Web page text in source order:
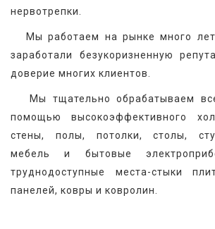
нервотрепки.
Мы работаем на рынке много
заработали безукоризненную
доверие многих клиентов.
Мы тщательно обрабатываем
помощью высокоэффективного
стены, полы, потолки, столы,
мебель и бытовые
труднодоступные места-стыки
панелей, ковры и ковролин.